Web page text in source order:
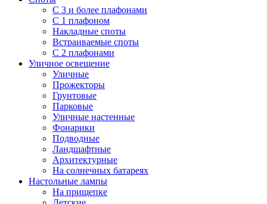
С 3 и более плафонами
С 1 плафоном
Накладные споты
Встраиваемые споты
С 2 плафонами
Уличное освещение
Уличные
Прожекторы
Грунтовые
Парковые
Уличные настенные
Фонарики
Подводные
Ландшафтные
Архитектурные
На солнечных батареях
Настольные лампы
На прищепке